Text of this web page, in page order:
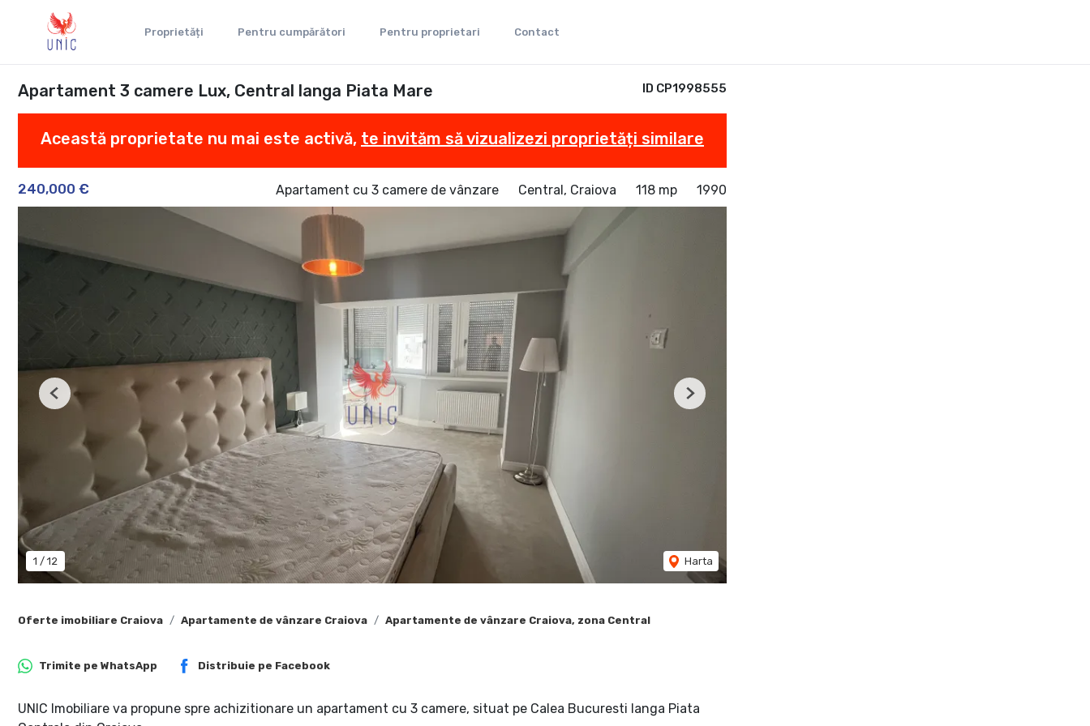
Proprietăți Pentru cumpărători Pentru proprietari Contact
ID CP1998555
Apartament 3 camere Lux, Central langa Piata Mare
Această proprietate nu mai este activă, te invităm să vizualizezi proprietăți similare
240,000 € Apartament cu 3 camere de vânzare Central, Craiova 118 mp 1990
1 / 12 Harta
Previous Next
Oferte imobiliare Craiova Apartamente de vânzare Craiova Apartamente de vânzare Craiova, zona Central
Trimite pe WhatsApp Distribuie pe Facebook
UNIC Imobiliare va propune spre achizitionare un apartament cu 3 camere, situat pe Calea Bucuresti langa Piata